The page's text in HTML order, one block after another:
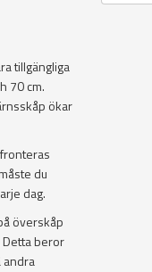
tillgängliga
70 cm.
ökar
du
dag.
överskåp
Detta beror
andra